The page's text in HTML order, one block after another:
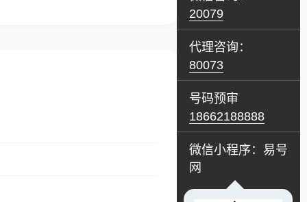
20079
代理咨询：
80073
号码预审
18662188888
微信小程序：易号
网